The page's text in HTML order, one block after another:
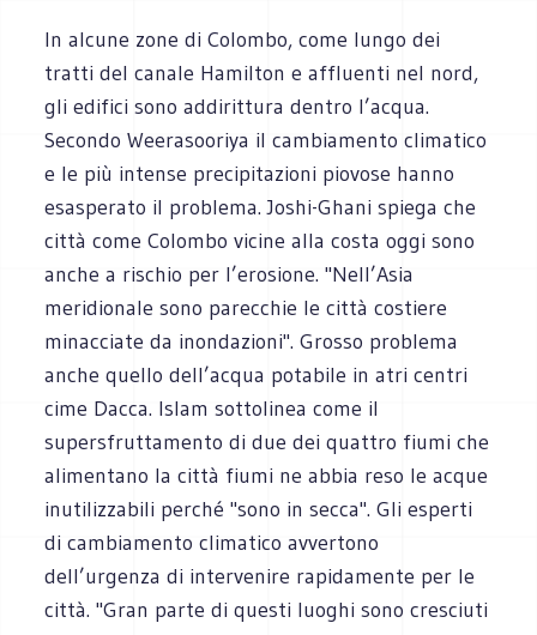
In alcune zone di Colombo, come lungo dei
tratti del canale Hamilton e affluenti nel nord,
gli edifici sono addirittura dentro l’acqua.
Secondo Weerasooriya il cambiamento climatico
e le più intense precipitazioni piovose hanno
esasperato il problema. Joshi-Ghani spiega che
città come Colombo vicine alla costa oggi sono
anche a rischio per l’erosione. "Nell’Asia
meridionale sono parecchie le città costiere
minacciate da inondazioni". Grosso problema
anche quello dell’acqua potabile in atri centri
cime Dacca. Islam sottolinea come il
supersfruttamento di due dei quattro fiumi che
alimentano la città fiumi ne abbia reso le acque
inutilizzabili perché "sono in secca". Gli esperti
di cambiamento climatico avvertono
dell’urgenza di intervenire rapidamente per le
città. "Gran parte di questi luoghi sono cresciuti